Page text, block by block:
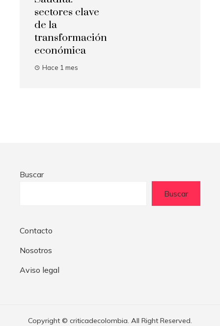
sectores clave
de la
transformación
económica
Hace 1 mes
Buscar
Buscar
Contacto
Nosotros
Aviso legal
Copyright © criticadecolombia. All Right Reserved.